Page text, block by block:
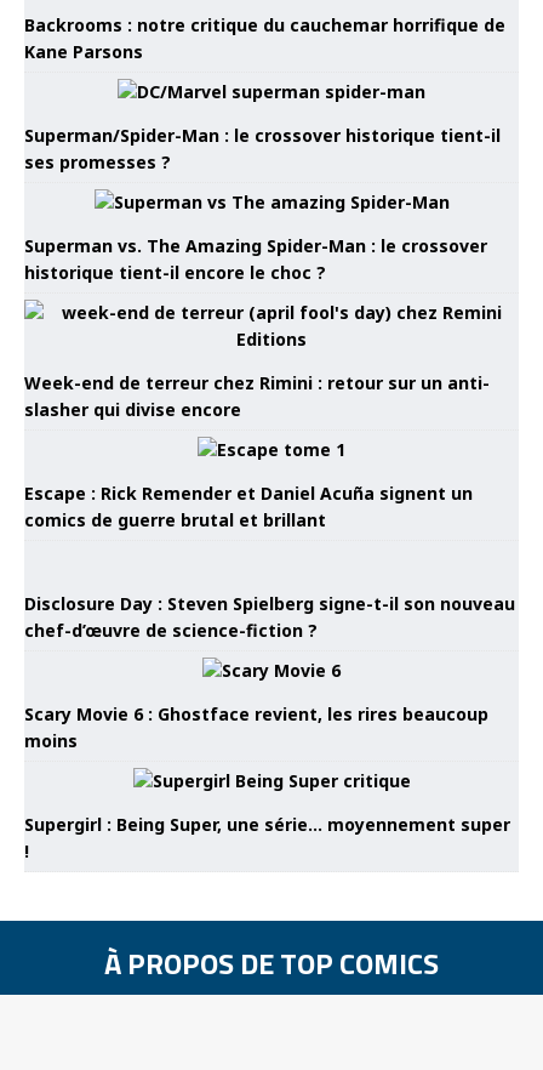
Backrooms : notre critique du cauchemar horrifique de
Kane Parsons
Superman/Spider-Man : le crossover historique tient-il
ses promesses ?
Superman vs. The Amazing Spider-Man : le crossover
historique tient-il encore le choc ?
Week-end de terreur chez Rimini : retour sur un anti-
slasher qui divise encore
Escape : Rick Remender et Daniel Acuña signent un
comics de guerre brutal et brillant
Disclosure Day : Steven Spielberg signe-t-il son nouveau
chef-d’œuvre de science-fiction ?
Scary Movie 6 : Ghostface revient, les rires beaucoup
moins
Supergirl : Being Super, une série… moyennement super
!
À PROPOS DE TOP COMICS